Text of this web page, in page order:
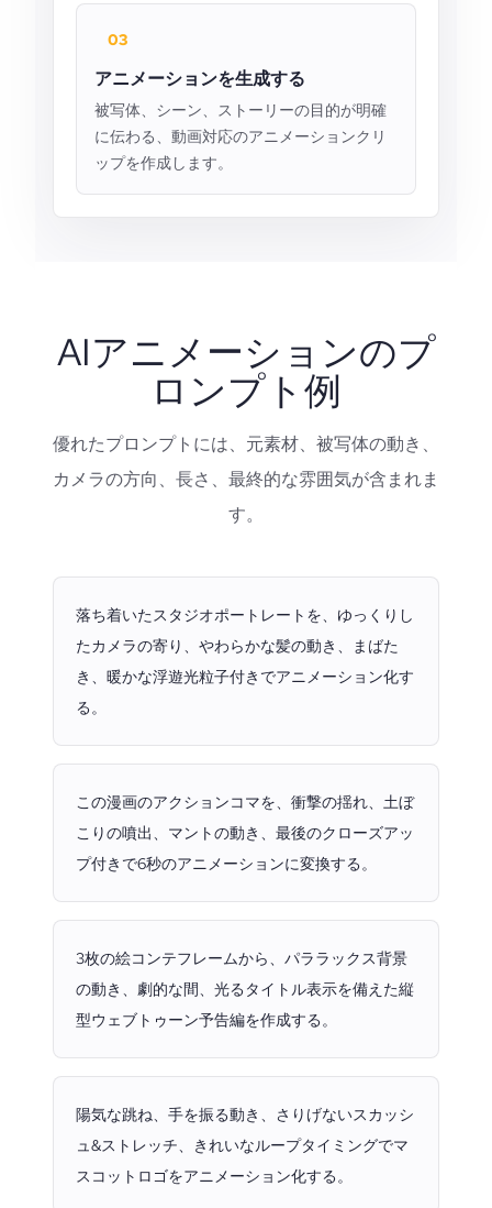
03
アニメーションを生成する
被写体、シーン、ストーリーの目的が明確
に伝わる、動画対応のアニメーションクリ
ップを作成します。
AIアニメーションのプ
ロンプト例
優れたプロンプトには、元素材、被写体の動き、
カメラの方向、長さ、最終的な雰囲気が含まれま
す。
落ち着いたスタジオポートレートを、ゆっくりし
たカメラの寄り、やわらかな髪の動き、まばた
き、暖かな浮遊光粒子付きでアニメーション化す
る。
この漫画のアクションコマを、衝撃の揺れ、土ぼ
こりの噴出、マントの動き、最後のクローズアッ
プ付きで6秒のアニメーションに変換する。
3枚の絵コンテフレームから、パララックス背景
の動き、劇的な間、光るタイトル表示を備えた縦
型ウェブトゥーン予告編を作成する。
陽気な跳ね、手を振る動き、さりげないスカッシ
ュ&ストレッチ、きれいなループタイミングでマ
スコットロゴをアニメーション化する。